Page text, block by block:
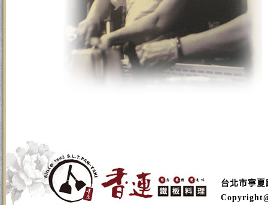
台北市寧